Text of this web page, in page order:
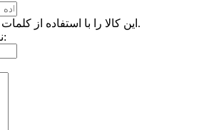
این کالا را با استفاده از کلمات کوتاه و ساده توضیح دهید.
نام یا نام نمایشی (الزامی):